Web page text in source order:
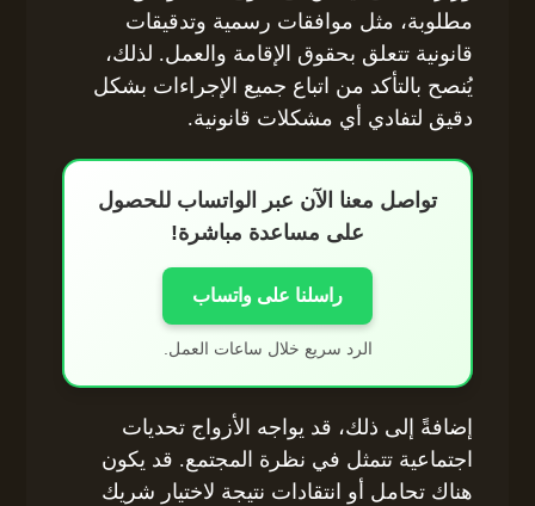
مطلوبة، مثل موافقات رسمية وتدقيقات
قانونية تتعلق بحقوق الإقامة والعمل. لذلك،
يُنصح بالتأكد من اتباع جميع الإجراءات بشكل
دقيق لتفادي أي مشكلات قانونية.
تواصل معنا الآن عبر الواتساب للحصول
على مساعدة مباشرة!
راسلنا على واتساب
الرد سريع خلال ساعات العمل.
إضافةً إلى ذلك، قد يواجه الأزواج تحديات
اجتماعية تتمثل في نظرة المجتمع. قد يكون
هناك تحامل أو انتقادات نتيجة لاختيار شريك